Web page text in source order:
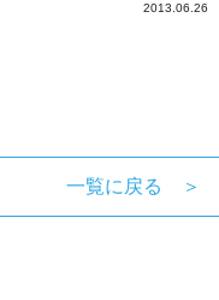
2013.06.26
一覧に戻る ＞